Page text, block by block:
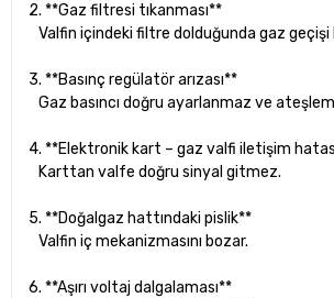
2. **Gaz filtresi tıkanması**
Valfin içindeki filtre dolduğunda gaz geçişi
3. **Basınç regülatör arızası**
Gaz basıncı doğru ayarlanmaz ve
4. **Elektronik kart – gaz valfi iletişim
Karttan valfe doğru sinyal gitmez.
5. **Doğalgaz hattındaki pislik**
Valfin iç mekanizmasını bozar.
6. **Aşırı voltaj dalgalaması**